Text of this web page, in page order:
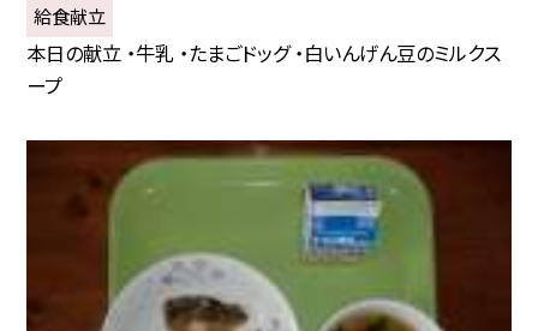
給食献立
本日の献立 ・牛乳 ・たまごドッグ ・白いんげん豆のミルクス
ープ